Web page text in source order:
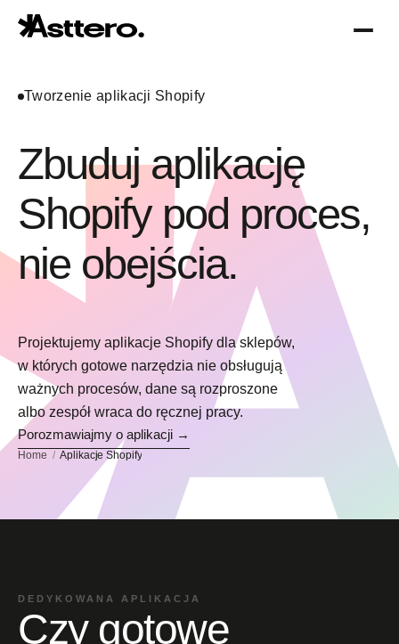
Optymalizacja Shopify
Migracja do Shopify
O nas
Home Aplikacje Shopify
Tworzenie aplikacji Shopify
Zbuduj aplikację
Shopify pod proces,
nie obejścia.
Projektujemy aplikacje Shopify dla sklepów,
w których gotowe narzędzia nie obsługują
ważnych procesów, dane są rozproszone
albo zespół wraca do ręcznej pracy.
Porozmawiajmy o aplikacji →
DEDYKOWANA APLIKACJA
Czy gotowe